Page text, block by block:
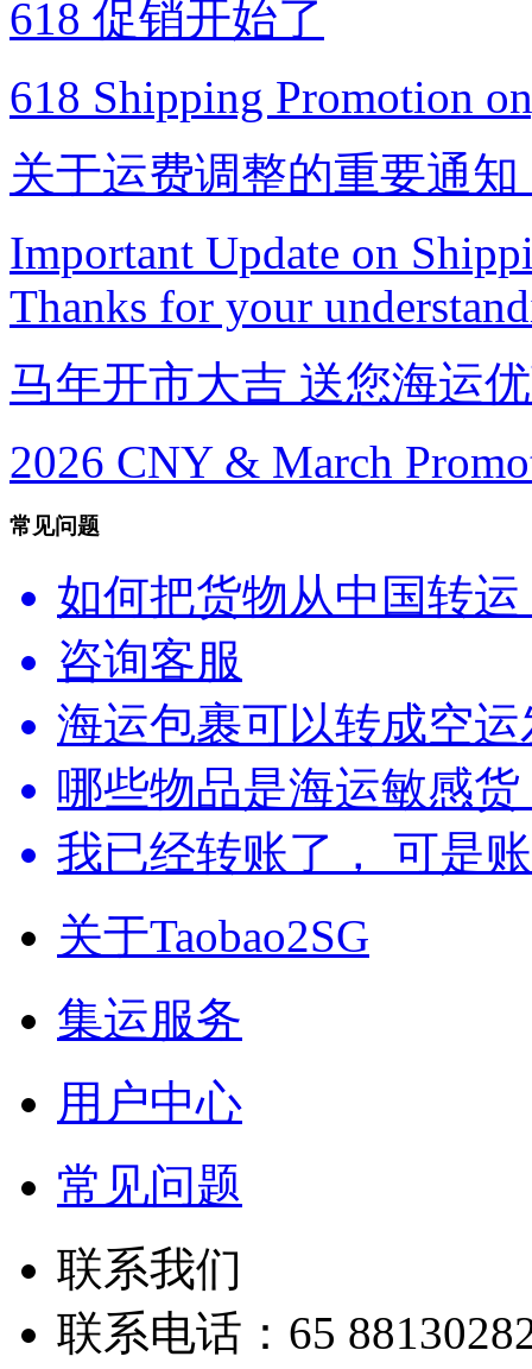
618 促销开始了
618 Shipping Promotion
关于运费调整的重要通
Important Update on
Thanks for your
马年开市大吉 送您海运
2026 CNY & March
常见问题
如何把货物从中国转
咨询客服
海运包裹可以转成空
哪些物品是海运敏感
我已经转账了， 可是
关于Taobao2SG
集运服务
用户中心
常见问题
联系我们
联系电话：65